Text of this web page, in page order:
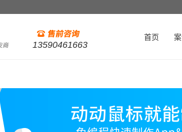
13590461663
首页